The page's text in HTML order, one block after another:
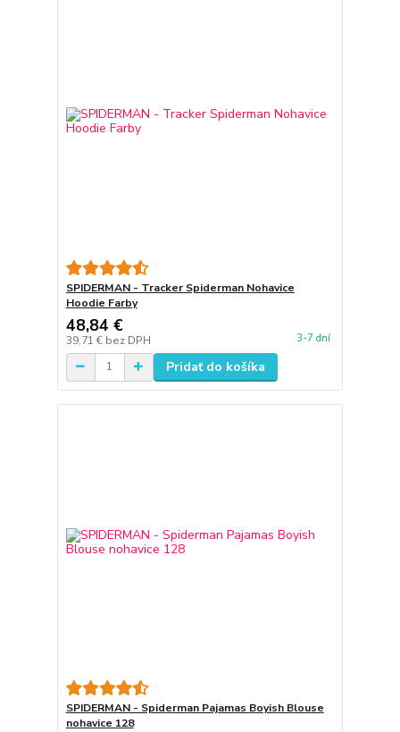
SPIDERMAN - Tracker Spiderman Nohavice
Hoodie Farby
48,84 €
39,71 € bez DPH 3-7 dní
Pridať do košíka
SPIDERMAN - Spiderman Pajamas Boyish Blouse
nohavice 128